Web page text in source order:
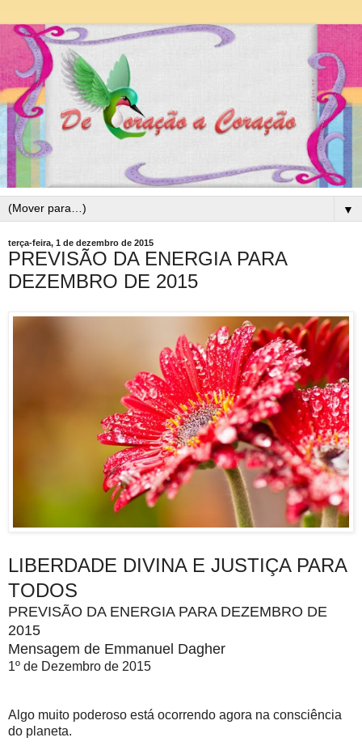
▼
terça-feira, 1 de dezembro de 2015
PREVISÃO DA ENERGIA PARA
DEZEMBRO DE 2015
LIBERDADE DIVINA E JUSTIÇA PARA
TODOS
PREVISÃO DA ENERGIA PARA DEZEMBRO DE
2015
Mensagem de Emmanuel Dagher
1º de Dezembro de 2015
Algo muito poderoso está ocorrendo agora na consciência
do planeta.